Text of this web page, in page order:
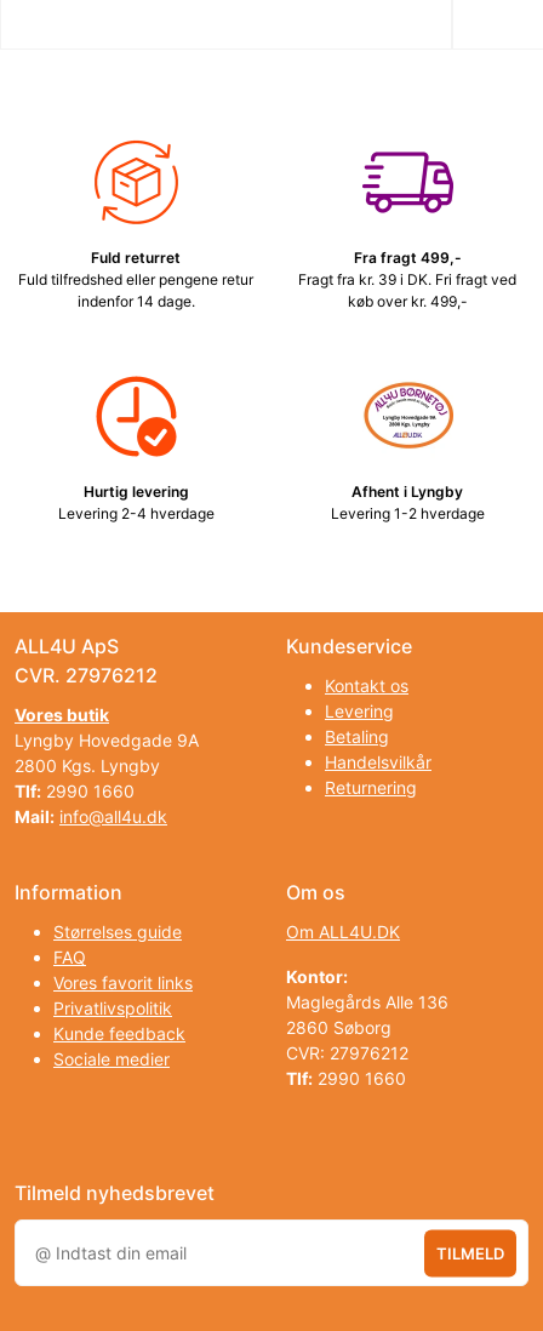
Fuld returret
Fuld tilfredshed eller pengene retur
indenfor 14 dage.
Fra fragt 499,-
Fragt fra kr. 39 i DK. Fri fragt ved
køb over kr. 499,-
Hurtig levering
Levering 2-4 hverdage
Afhent i Lyngby
Levering 1-2 hverdage
ALL4U ApS
CVR. 27976212
Vores butik
Lyngby Hovedgade 9A
2800 Kgs. Lyngby
Tlf: 2990 1660
Mail: info@all4u.dk
Kundeservice
Kontakt os
Levering
Betaling
Handelsvilkår
Returnering
Information
Størrelses guide
FAQ
Vores favorit links
Privatlivspolitik
Kunde feedback
Sociale medier
Om os
Om ALL4U.DK
Kontor:
Maglegårds Alle 136
2860 Søborg
CVR: 27976212
Tlf: 2990 1660
Tilmeld nyhedsbrevet
TILMELD